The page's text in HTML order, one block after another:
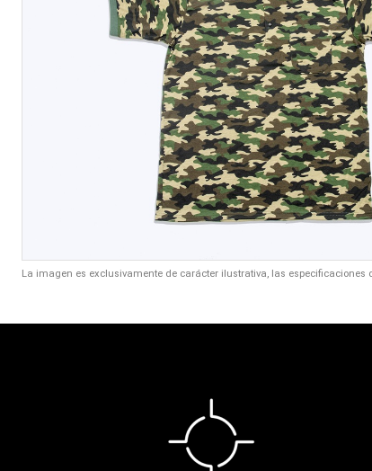
La imagen es exclusivamente de carácter ilustrativa, las especificaciones